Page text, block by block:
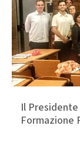
Il
Formazione